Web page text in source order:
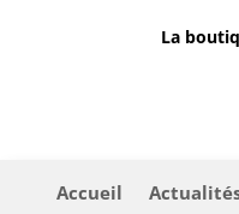
La
Accueil